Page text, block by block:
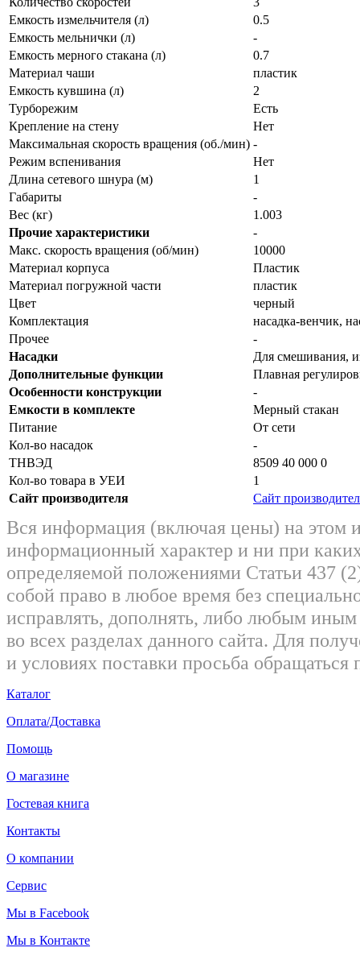
Емкость измельчителя (л)
0.5
Емкость мельнички (л)
-
Емкость мерного стакана (л)
0.7
Материал чаши
пластик
Емкость кувшина (л)
2
Турборежим
Есть
Крепление на стену
Нет
Максимальная скорость вращения (об./мин) -
Режим вспенивания
Нет
Длина сетевого шнура (м)
1
Габариты
-
Вес (кг)
1.003
Прочие характеристики
-
Макс. скорость вращения (об/мин)
10000
Материал корпуса
Пластик
Материал погружной части
пластик
Цвет
черный
Комплектация
насадка-венчик,
Прочее
-
Насадки
Для смешивания,
Дополнительные функции
Плавная
Особенности конструкции
-
Емкости в комплекте
Мерный стакан
Питание
От сети
Кол-во насадок
-
ТНВЭД
8509 40 000 0
Кол-во товара в УЕИ
1
Сайт производителя
Сайт
Вся информация (включая цены) на этом
информационный характер и ни при
определяемой положениями Статьи 437
собой право в любое время без
исправлять, дополнять, либо любым
во всех разделах данного сайта. Для
и условиях поставки просьба
Каталог
Оплата/Доставка
Помощь
О магазине
Гостевая книга
Контакты
О компании
Сервис
Мы в Facebook
Мы в Контакте